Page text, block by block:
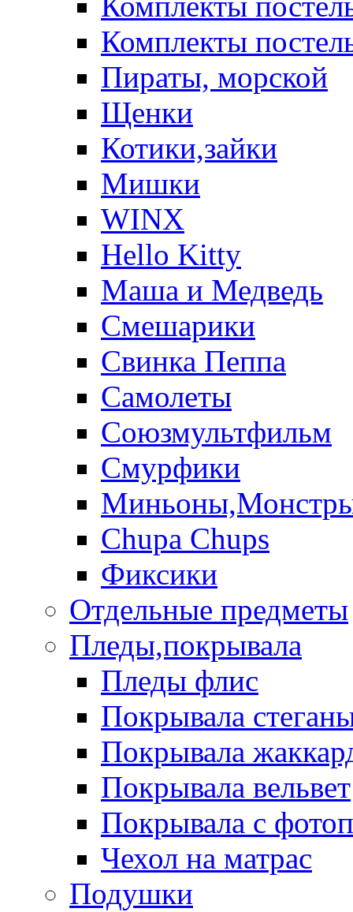
Комплекты
Пираты, морской
Щенки
Котики,зайки
Мишки
WINX
Hello Kitty
Маша и Медведь
Смешарики
Свинка Пеппа
Самолеты
Союзмультфильм
Смурфики
Chupa Chups
Фиксики
Отдельные предметы
Пледы,покрывала
Пледы флис
Покрывала
Покрывала
Покрывала вельвет
Покрывала с
Чехол на матрас
Подушки